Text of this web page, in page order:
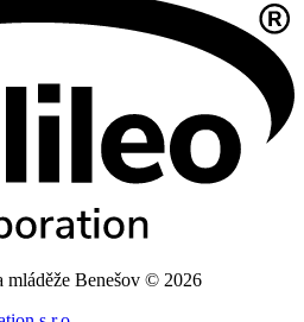
Benešov © 2026